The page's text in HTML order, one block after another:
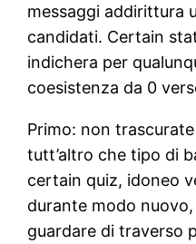
messaggi addirittura
candidati. Certain
indichera per
coesistenza da 0
Primo: non
tutt’altro che tipo di
certain quiz, idoneo
durante modo
guardare di traverso